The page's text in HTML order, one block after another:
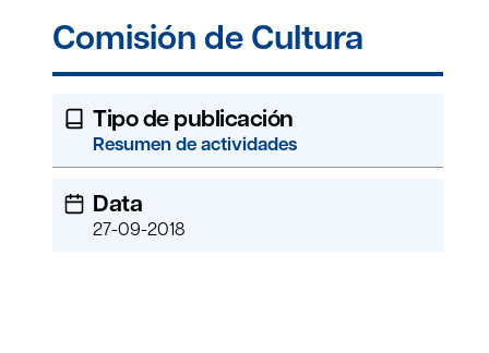
Comisión de Cultura
Tipo de publicación
Resumen de actividades
Data
27-09-2018